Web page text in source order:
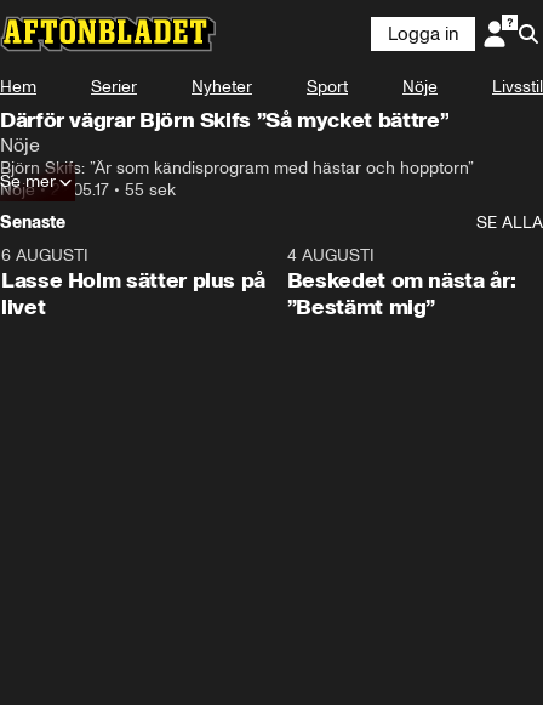
Logga in
Hem Serier Nyheter Sport Nöje Livsstil
Därför vägrar Björn Skifs ”Så mycket bättre”
Nöje
Björn Skifs: ”Är som kändisprogram med hästar och hopptorn”
Nöje•22.05.17 • 55 sek
Se mer
Senaste
SE ALLA
6 AUGUSTI
Lasse Holm sätter plus på
livet
4 AUGUSTI
Beskedet om nästa år:
”Bestämt mig”